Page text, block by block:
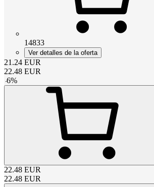
14833
Ver detalles de la oferta
21.24 EUR
22.48 EUR
-6%
22.48 EUR
22.48 EUR